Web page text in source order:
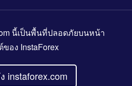
นี้เป็นพื้นที่ปลอดภัยบนหน้า
ของ InstaForex
instaforex.com